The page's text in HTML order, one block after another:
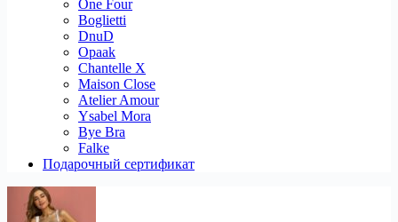
One Four
Boglietti
DnuD
Opaak
Chantelle X
Maison Close
Atelier Amour
Ysabel Mora
Bye Bra
Falke
Подарочный сертификат